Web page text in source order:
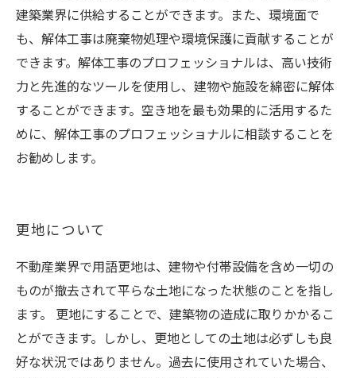
建築業界に供給することができます。また、環境面で
も、解体工事は廃棄物処理や環境保護に貢献することが
できます。解体工事のプロフェッショナルは、高い技術
力と先進的なツールを使用し、建物や施設を綿密に解体
することができます。空き地を最も効果的に活用するた
めに、解体工事のプロフェッショナルに相談することを
お勧めします。
更地について
不動産業界で用語更地は、建物や付帯設備を含め一切の
ものが撤去されて平らな土地になった状態のことを指し
ます。 更地にすることで、建築物の造成に取りかかるこ
とができます。しかし、更地としての土地は必ずしも良
好な状況ではありません。過去に使用されていた場合、